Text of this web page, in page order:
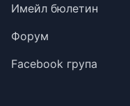
Имейл бюлетин
Форум
Facebook група